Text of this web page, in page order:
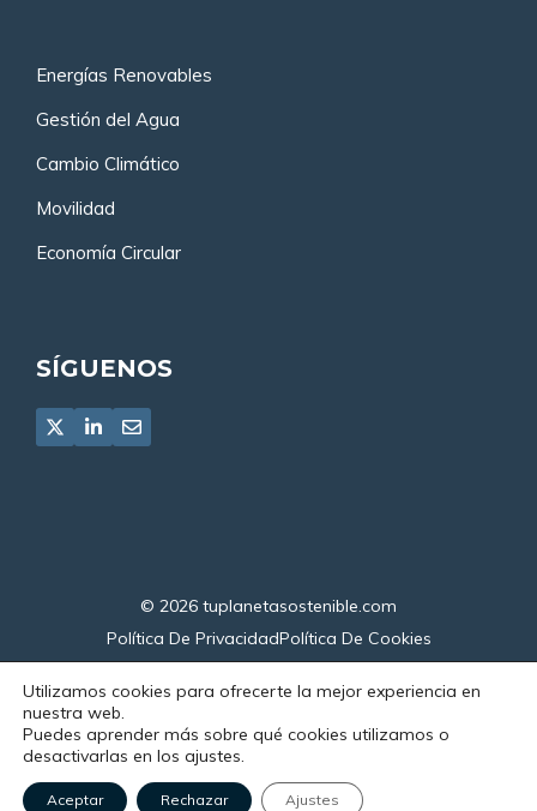
Energías Renovables
Gestión del Agua
Cambio Climático
Movilidad
Economía Circular
SÍGUENOS
© 2026 tuplanetasostenible.com
Política De PrivacidadPolítica De Cookies
Utilizamos cookies para ofrecerte la mejor experiencia en
nuestra web.
Puedes aprender más sobre qué cookies utilizamos o
desactivarlas en los ajustes.
Aceptar Rechazar Ajustes